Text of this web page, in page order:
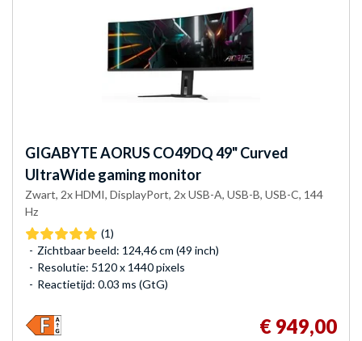
GIGABYTEAORUS CO49DQ 49" Curved
UltraWide gaming monitor
Zwart, 2x HDMI, DisplayPort, 2x USB-A, USB-B, USB-C, 144
Hz
(1)
Zichtbaar beeld: 124,46 cm (49 inch)
Resolutie: 5120 x 1440 pixels
Reactietijd: 0.03 ms (GtG)
€ 949,00